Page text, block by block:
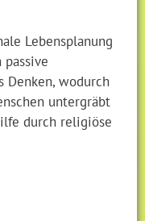
Lebensplanung
Denken, wodurch
untergräbt
durch religiöse